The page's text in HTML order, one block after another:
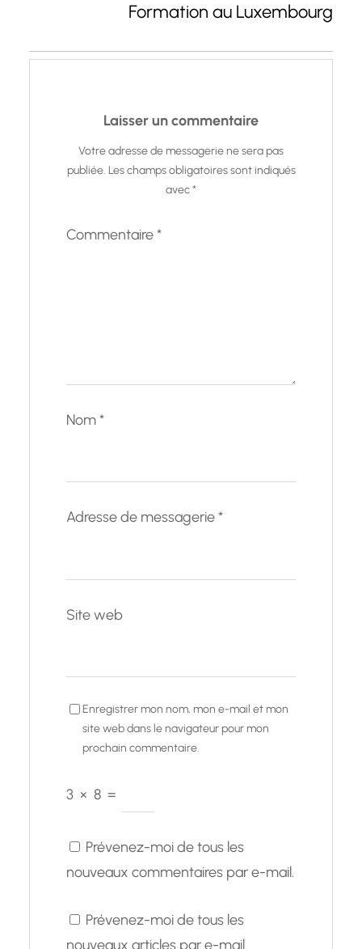
Formation au Luxembourg
Laisser un commentaire
Votre adresse de messagerie ne sera pas
publiée. Les champs obligatoires sont indiqués
avec*
Commentaire*
Nom*
Adresse de messagerie*
Site web
Enregistrer mon nom, mon e-mail et mon
site web dans le navigateur pour mon
prochain commentaire.
3 × 8 =
Prévenez-moi de tous les
nouveaux commentaires par e-mail.
Prévenez-moi de tous les
nouveaux articles par e-mail.